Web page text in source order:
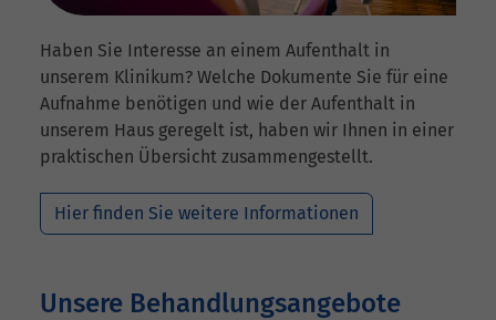
Haben Sie Interesse an einem Aufenthalt in
unserem Klinikum? Welche Dokumente Sie für eine
Aufnahme benötigen und wie der Aufenthalt in
unserem Haus geregelt ist, haben wir Ihnen in einer
praktischen Übersicht zusammengestellt.
Hier finden Sie weitere Informationen
Unsere Behandlungsangebote